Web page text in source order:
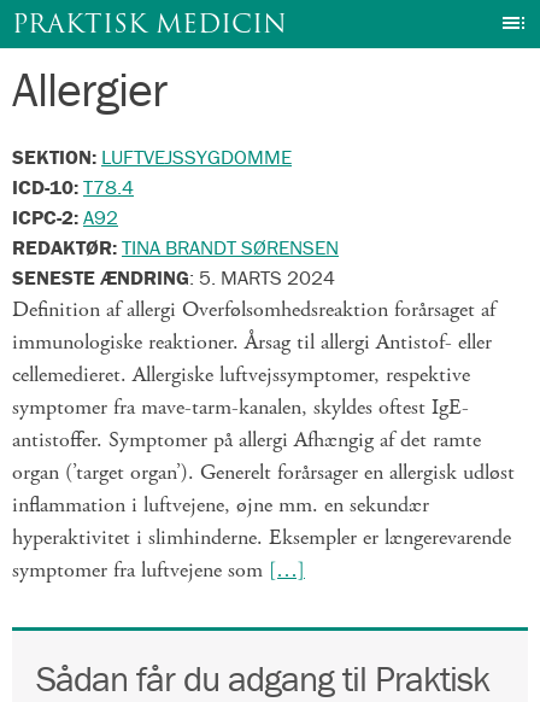
Gå
til
PRAKTISK MEDICIN
Allergier
SEKTION: LUFTVEJSSYGDOMME
ICD-10:T78.4
ICPC-2:A92
REDAKTØR:TINA BRANDT SØRENSEN
SENESTE ÆNDRING: 5. MARTS 2024
Definition af allergi Overfølsomhedsreaktion forårsaget af
immunologiske reaktioner. Årsag til allergi Antistof- eller
cellemedieret. Allergiske luftvejssymptomer, respektive
symptomer fra mave-tarm-kanalen, skyldes oftest IgE-
antistoffer. Symptomer på allergi Afhængig af det ramte
organ (’target organ’). Generelt forårsager en allergisk udløst
inflammation i luftvejene, øjne mm. en sekundær
hyperaktivitet i slimhinderne. Eksempler er længerevarende
symptomer fra luftvejene som […]
Sådan får du adgang til Praktisk